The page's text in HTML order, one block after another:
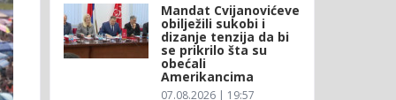
Mandat Cvijanovićeve
obilježili sukobi i
dizanje tenzija da bi
se prikrilo šta su
obećali
Amerikancima
07.08.2026 | 19:57